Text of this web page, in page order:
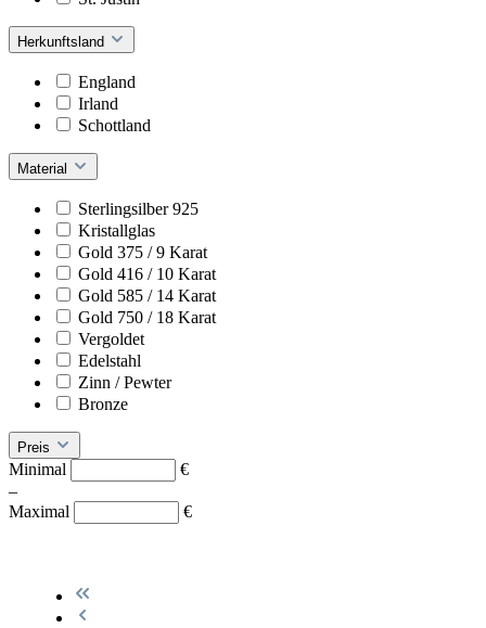
Herkunftsland
England
Irland
Schottland
Material
Sterlingsilber 925
Kristallglas
Gold 375 / 9 Karat
Gold 416 / 10 Karat
Gold 585 / 14 Karat
Gold 750 / 18 Karat
Vergoldet
Edelstahl
Zinn / Pewter
Bronze
Preis
Minimal
€
–
Maximal
€